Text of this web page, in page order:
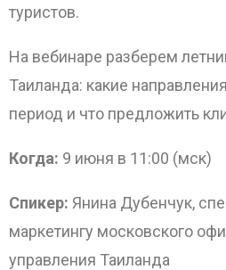
туристов.
На вебинаре разберем
Таиланда: какие
период и что предложить
Когда: 9 июня в 11:00 (мск)
Спикер: Янина Дубенчук,
маркетингу московского
управления Таиланда